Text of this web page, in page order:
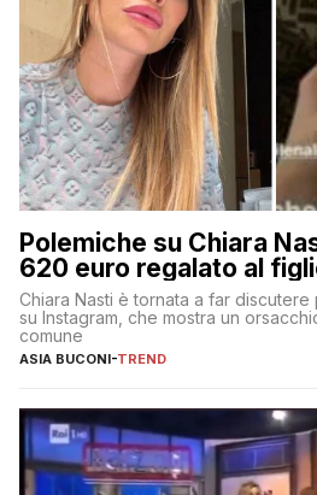
Polemiche su Chiara
620 euro regalato al
Chiara Nasti è tornata a far
su Instagram, che mostra un
comune
ASIA BUCONI-TREND